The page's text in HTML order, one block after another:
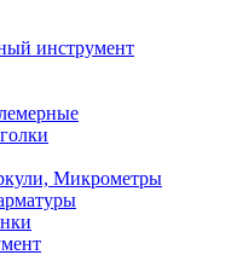
инструмент
Микрометры